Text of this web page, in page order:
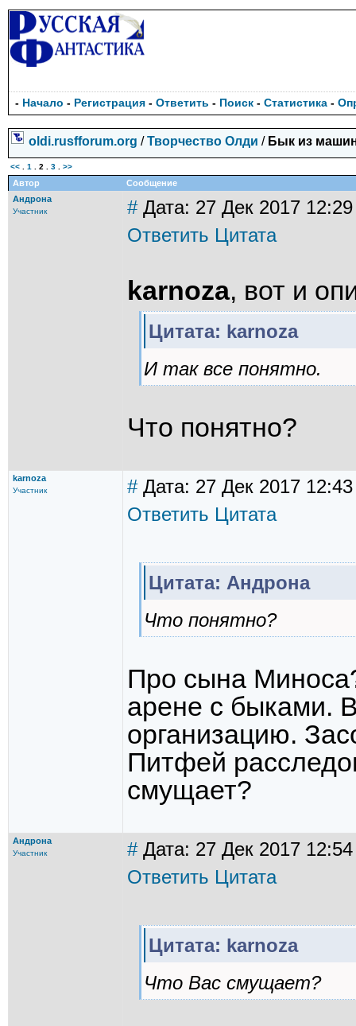
- Начало - Регистрация - Ответить - Поиск - Статистика -
oldi.rusfforum.org /Творчество Олди / Бык из
<< 1 2 3 >>
Автор
Сообщение
Андрона
Участник #Дата: 27 Дек 2017
Ответить Цитата
karnoza, вот и
Цитата: karnoza
И так все понятно.
Что понятно?
karnoza
Участник #Дата: 27 Дек 2017 12:43
Ответить Цитата
Цитата: Андрона
Что понятно?
Про сына
арене с быками.
организацию.
Питфей
смущает?
Андрона
Участник #Дата: 27 Дек 2017
Ответить Цитата
Цитата: karnoza
Что Вас смущает?